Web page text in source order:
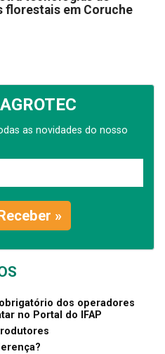
florestais em Coruche
as novidades do nosso
»
dos operadores
no Portal do IFAP